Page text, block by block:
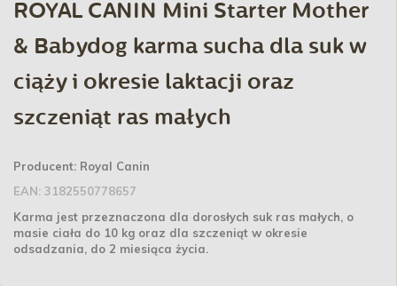
ROYAL CANIN Mini Starter Mother
& Babydog karma sucha dla suk w
ciąży i okresie laktacji oraz
szczeniąt ras małych
Producent: Royal Canin
EAN: 3182550778657
Karma jest przeznaczona dla dorosłych suk ras małych, o
masie ciała do 10 kg oraz dla szczeniąt w okresie
odsadzania, do 2 miesiąca życia.